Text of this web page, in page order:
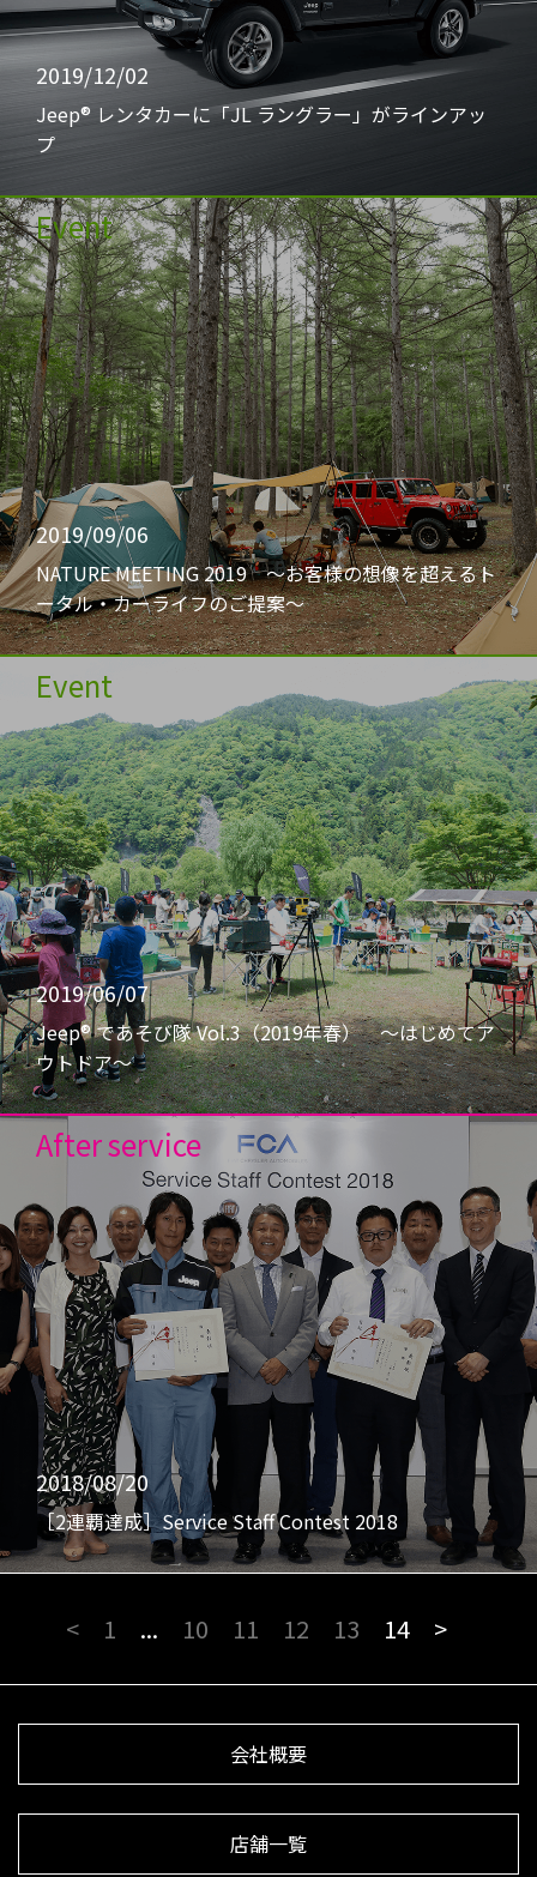
2019/12/02
Jeep® レンタカーに「JL ラングラー」がラインアッ
プ
Event
2019/09/06
NATURE MEETING 2019 〜お客様の想像を超えるト
ータル・カーライフのご提案〜
Event
2019/06/07
Jeep® であそび隊 Vol.3（2019年春） 〜はじめてア
ウトドア〜
After service
2018/08/20
［2連覇達成］Service Staff Contest 2018
< 1 ... 10 11 12 13 14 >
会社概要
店舗一覧